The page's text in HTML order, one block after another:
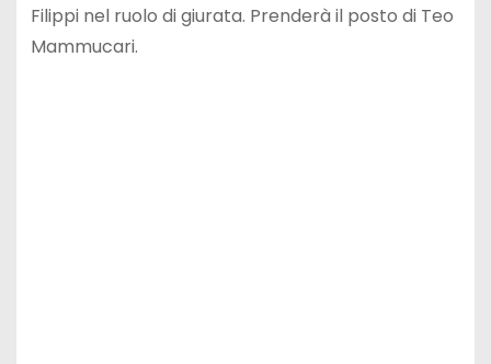
Filippi nel ruolo di giurata. Prenderà il posto di Teo
Mammucari.